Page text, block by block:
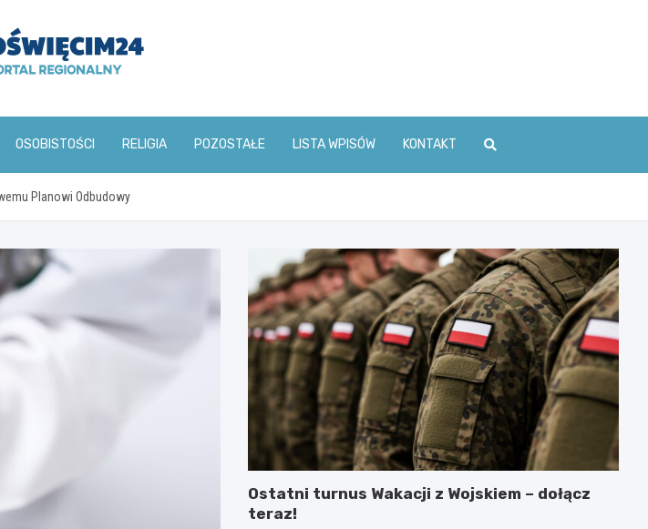
OSOBISTOŚCI RELIGIA POZOSTAŁE LISTA WPISÓW KONTAKT
Planowi Odbudowy
Ostatni turnus Wakacji z Wojskiem – dołącz
teraz!